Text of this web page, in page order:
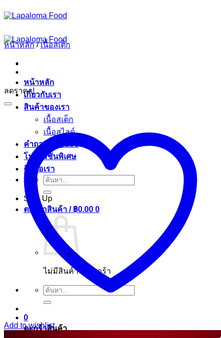
ข้าม
ไป
ยัง
เนื้อหา
หน้าหลัก
เกี่ยวกับเรา
สินค้าของเรา
เนื้อสเต็ก
เนื้อสไลด์
คำถามที่พบบ่อย
โปรโมชั่นพิเศษ
ติดต่อเรา
ค้นหา:
Sign Up
ตะกร้าสินค้า / ฿0.00 0
ไม่มีสินค้าในตะกร้า
ค้นหา:
0
ตะกร้าสินค้า
หน้าหลัก / เนื้อสเต็ก
ลดราคา!
Add to wishlist